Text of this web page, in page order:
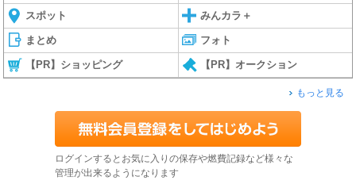
スポット みんカラ＋
まとめ フォト
【PR】ショッピング 【PR】オークション
もっと見る
ログインするとお気に入りの保存や燃費記録など様々な
管理が出来るようになります